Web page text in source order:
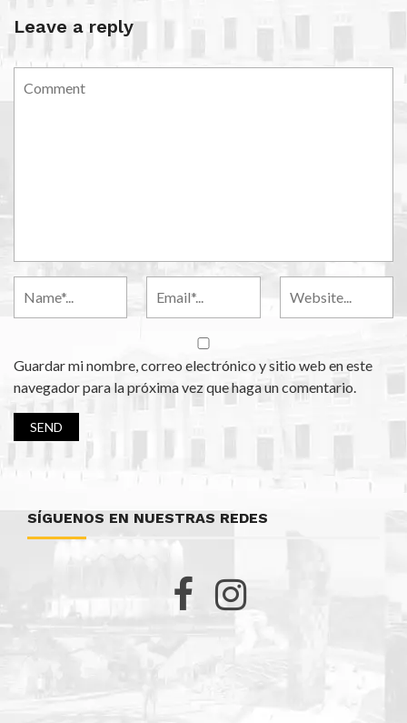
Leave a reply
Guardar mi nombre, correo electrónico y sitio web en este
navegador para la próxima vez que haga un comentario.
SÍGUENOS EN NUESTRAS REDES